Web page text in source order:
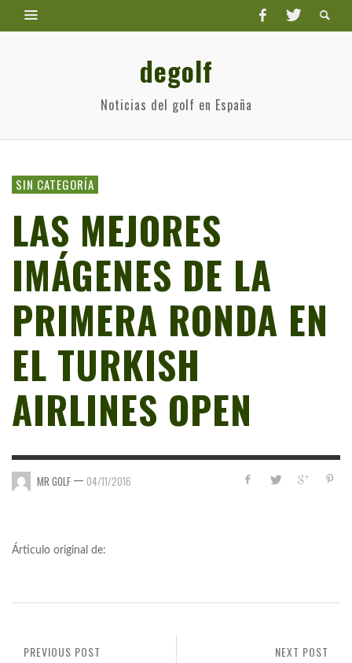
degolf
Noticias del golf en España
SIN CATEGORÍA
LAS MEJORES
IMÁGENES DE LA
PRIMERA RONDA EN
EL TURKISH
AIRLINES OPEN
MR GOLF — 04/11/2016
Árticulo original de:
NEXT POST
PREVIOUS POST